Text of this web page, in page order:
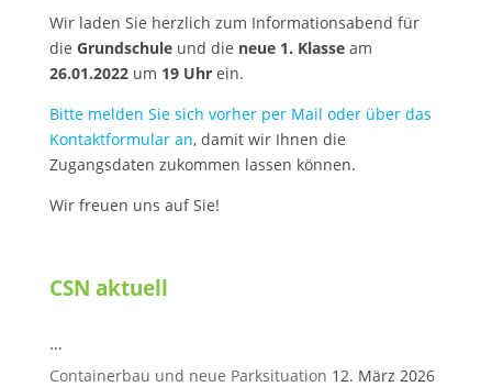
Wir laden Sie herzlich zum Informationsabend für
die Grundschuleund die neue 1. Klasseam
26.01.2022 um 19 Uhr ein.
Bitte melden Sie sich vorher per Mail oder über das
Kontaktformular an, damit wir Ihnen die
Zugangsdaten zukommen lassen können.
Wir freuen uns auf Sie!
CSN aktuell
…
Containerbau und neue Parksituation 12. März 2026